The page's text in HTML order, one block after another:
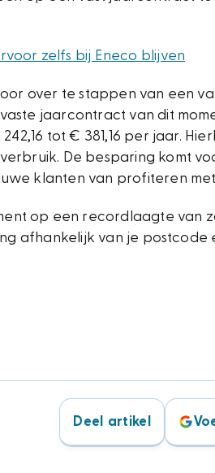
zelfs bij Eneco blijven
over te stappen van een
jaarcontract van dit
tot € 381,16 per jaar.
De besparing komt
klanten van profiteren
op een recordlaagte van
afhankelijk van je postcode
Deel artikel